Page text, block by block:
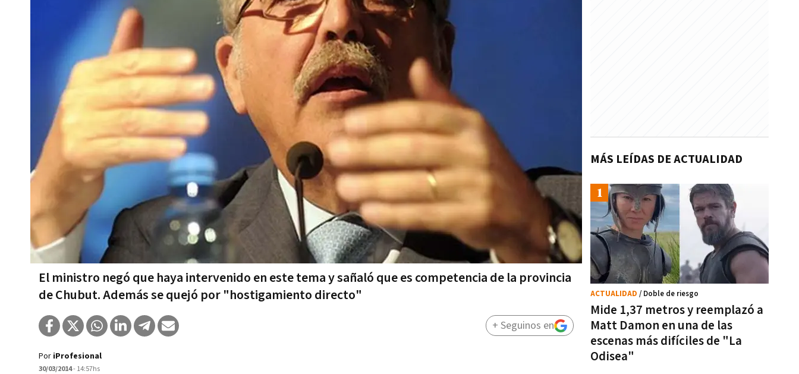
El ministro negó que haya intervenido en este tema y sañaló que es competencia de la provincia
de Chubut. Además se quejó por "hostigamiento directo"
Por iProfesional
30/03/2014- 14:57hs
+ Seguinos en
MÁS LEÍDAS DE ACTUALIDAD
Mide 1,37 metros y reemplazó a
Matt Damon en una de las
escenas más difíciles de "La
Odisea"
ACTUALIDAD / Doble de riesgo